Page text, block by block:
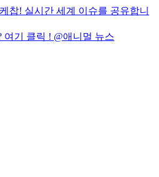
찹! 실시간 세계 이슈를 공유합니
여기 클릭 ! @애니멀 뉴스